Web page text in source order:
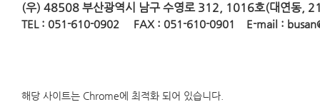
(우) 48508 부산광역시 남구 수영로 312, 1016호(대연동,
TEL : 051-610-0902 FAX : 051-610-0901 E-mail :
해당 사이트는 Chrome에 최적화 되어 있습니다.